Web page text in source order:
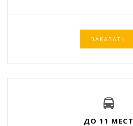
ЗАКАЗАТЬ
ДО 11 МЕСТ